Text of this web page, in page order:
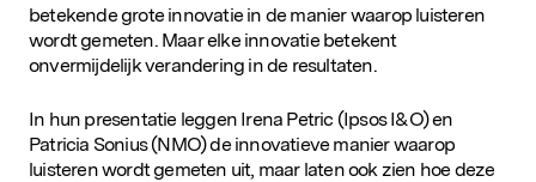
betekende grote innovatie in de manier waarop luisteren
wordt gemeten. Maar elke innovatie betekent
onvermijdelijk verandering in de resultaten.
In hun presentatie leggen Irena Petric (Ipsos I&O) en
Patricia Sonius (NMO) de innovatieve manier waarop
luisteren wordt gemeten uit, maar laten ook zien hoe deze